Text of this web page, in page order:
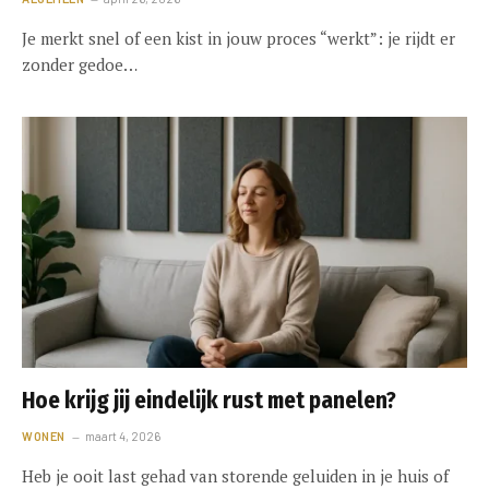
Je merkt snel of een kist in jouw proces “werkt”: je rijdt er
zonder gedoe…
Hoe krijg jij eindelijk rust met panelen?
WONEN maart 4, 2026
Heb je ooit last gehad van storende geluiden in je huis of